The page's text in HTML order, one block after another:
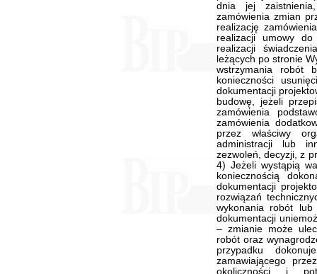
dnia jej
zamówienia zmian
realizację
realizacji umowy
realizacji
leżących po stronie
wstrzymania robót
konieczności
dokumentacji
budowę, jeżeli
zamówienia
zamówienia
przez właściwy
administracji lub
zezwoleń, decyzji, z
4) Jeżeli wystąpią
koniecznością
dokumentacji
rozwiązań
wykonania robót
dokumentacji
– zmianie może
robót oraz
przypadku
zamawiającego
okoliczności i